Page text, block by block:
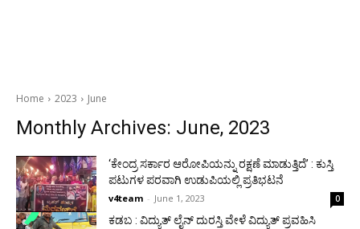
Home 2023 June
Monthly Archives: June, 2023
‘ಕೇಂದ್ರ ಸರ್ಕಾರ ಆರೋಪಿಯನ್ನು ರಕ್ಷಣೆ ಮಾಡುತ್ತಿದೆ’ : ಕುಸ್ತಿ
ಪಟುಗಳ ಪರವಾಗಿ ಉಡುಪಿಯಲ್ಲಿ ಪ್ರತಿಭಟನೆ
v4team - June 1, 2023 0
ಕಡಬ : ವಿದ್ಯುತ್ ಲೈನ್‍ ದುರಸ್ತಿ ವೇಳೆ ವಿದ್ಯುತ್ ಪ್ರವಹಿಸಿ